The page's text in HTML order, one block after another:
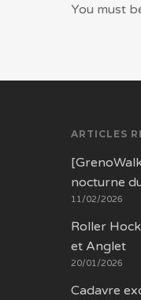
You must
ARTICLES
nocturne
11/02/2026
Roller
et Anglet
20/01/2026
Cadavre